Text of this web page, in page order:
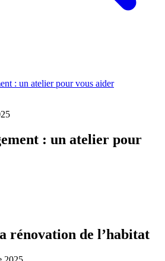
: un atelier pour vous aider
: un atelier pour
rénovation de l’habitat